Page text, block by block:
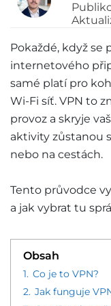
Pokaždé, když se
internetového
samé platí pro
Wi-Fi síť. VPN to
provoz a skryje
aktivity zůstanou
nebo na cestách.
Tento průvodce
a jak vybrat tu
Obsah
1. Co je to VPN?
2. Jak funguje